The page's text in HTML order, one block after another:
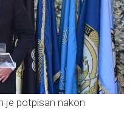
je potpisan nakon